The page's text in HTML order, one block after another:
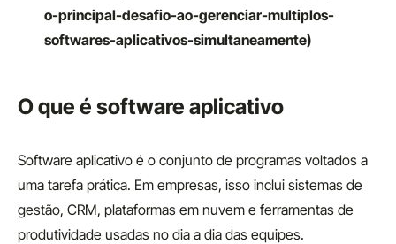
o-principal-desafio-ao-gerenciar-multiplos-
softwares-aplicativos-simultaneamente)
O que é software aplicativo
Software aplicativo é o conjunto de programas voltados a
uma tarefa prática. Em empresas, isso inclui sistemas de
gestão, CRM, plataformas em nuvem e ferramentas de
produtividade usadas no dia a dia das equipes.